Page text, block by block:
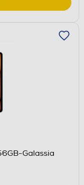
Galassia